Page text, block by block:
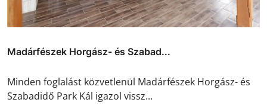
Madárfészek Horgász- és Szabad...
Minden foglalást közvetlenül Madárfészek Horgász- és
Szabadidő Park Kál igazol vissz...